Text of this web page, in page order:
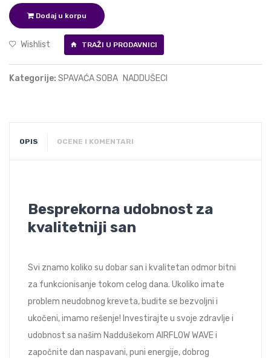
Dodaj u korpu
Wishlist TRAŽI U PRODAVNICI
Kategorije: SPAVAĆA SOBA NADDUŠECI
OPIS OCENE I KOMENTARI
Besprekorna udobnost za
kvalitetniji san
Svi znamo koliko su dobar san i kvalitetan odmor bitni
za funkcionisanje tokom celog dana. Ukoliko imate
problem neudobnog kreveta, budite se bezvoljni i
ukočeni, imamo rešenje! Investirajte u svoje zdravlje i
udobnost sa našim Naddušekom AIRFLOW WAVE i
započnite dan naspavani, puni energije, dobrog